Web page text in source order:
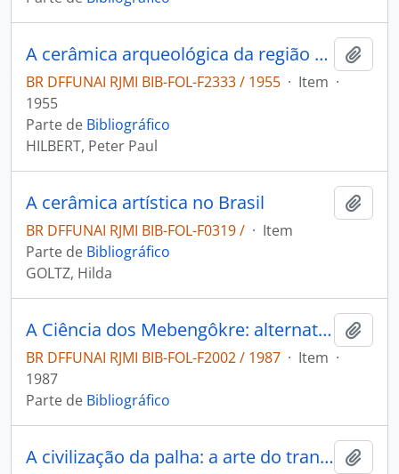
A cerâmica arqueológica da região de oriximiná
BR DFFUNAI RJMI BIB-FOL-F2333 / 1955 · Item ·
1955
Parte de Bibliográfico
HILBERT, Peter Paul
A cerâmica artística no Brasil
BR DFFUNAI RJMI BIB-FOL-F0319 / · Item
Parte de Bibliográfico
GOLTZ, Hilda
A Ciência dos Mebengôkre: alternativas contra a destruição.
BR DFFUNAI RJMI BIB-FOL-F2002 / 1987 · Item ·
1987
Parte de Bibliográfico
A civilização da palha: a arte do trançado dos índios do Brasil, um projeto.